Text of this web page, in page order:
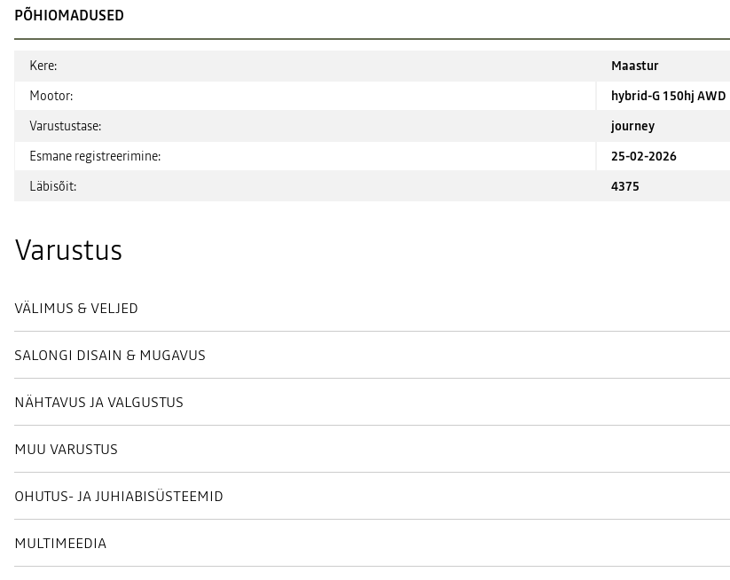
PÕHIOMADUSED
Kere:
Maastur
Mootor:
hybrid-G 150hj AWD
Varustustase:
journey
Esmane registreerimine:
25-02-2026
Läbisõit:
4375
Varustus
VÄLIMUS & VELJED
SALONGI DISAIN & MUGAVUS
NÄHTAVUS JA VALGUSTUS
MUU VARUSTUS
OHUTUS- JA JUHIABISÜSTEEMID
MULTIMEEDIA